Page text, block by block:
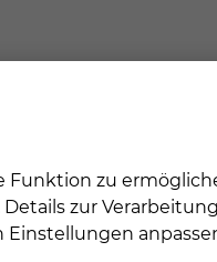
Fichtengrund 1, 38126
Braunschweig
Tel.:+49 531 595
Funktion zu
zur Verarbeitung
Einstellungen